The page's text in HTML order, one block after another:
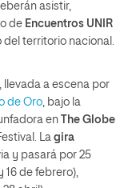
asistir,
de Encuentros UNIR
del territorio nacional.
llevada a escena por
de Oro, bajo la
en
The Globe
La gira
y pasará por 25
16 de febrero),